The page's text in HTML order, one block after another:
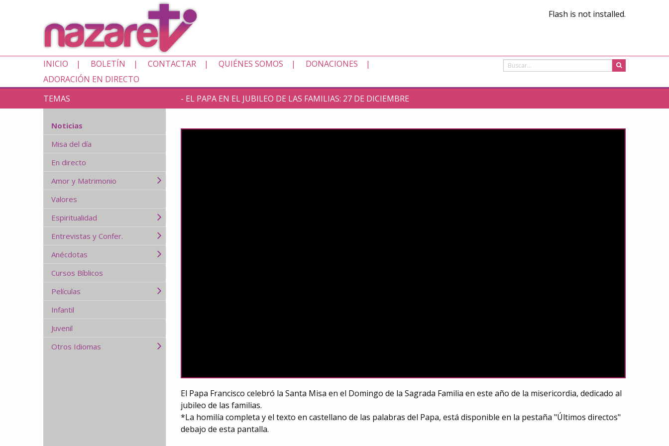
Flash is not installed.
INICIO BOLETÍN CONTACTAR QUIÉNES SOMOS
DONACIONES
ADORACIÓN EN DIRECTO
TEMAS
- EL PAPA EN EL JUBILEO DE LAS FAMILIAS: 27 DE DICIEMBRE
Noticias
Misa del día
En directo
Amor y Matrimonio
Valores
Espiritualidad
Entrevistas y Confer.
Anécdotas
Cursos Bíblicos
Películas
Infantil
Juvenil
Otros Idiomas
El Papa Francisco celebró la Santa Misa en el Domingo de la Sagrada Familia en este año de la misericordia, dedicado al
jubileo de las familias.
*La homilía completa y el texto en castellano de las palabras del Papa, está disponible en la pestaña "Últimos directos"
debajo de esta pantalla.